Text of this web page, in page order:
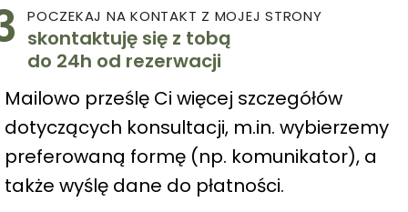
POCZEKAJ NA KONTAKT Z MOJEJ STRONY
skontaktuję się z tobą
do 24h od rezerwacji
Mailowo prześlę Ci więcej szczegółów
dotyczących konsultacji, m.in. wybierzemy
preferowaną formę (np. komunikator), a
także wyślę dane do płatności.